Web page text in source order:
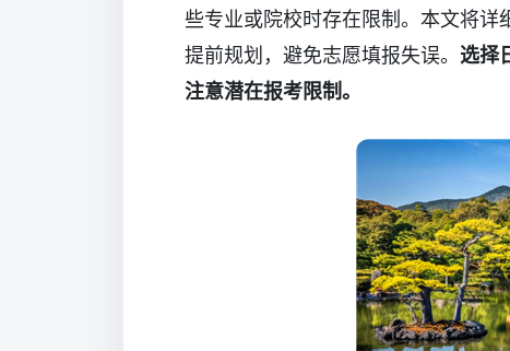
些专业或院校时存在限制。本文将详
提前规划，避免志愿填报失误。 选择
注意潜在报考限制。